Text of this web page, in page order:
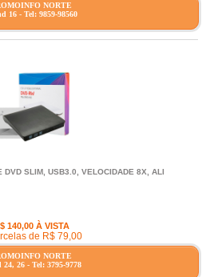
NORTE
16 - Tel: 9859-98560
DVD SLIM, USB3.0, VELOCIDADE 8X, ALI
140,00 À VISTA
de R$ 79,00
NORTE
24, 26 - Tel: 3795-9778